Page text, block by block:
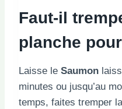
Faut-il
planche
Laisse le Saumon
minutes ou jusqu’au
temps, faites tremper